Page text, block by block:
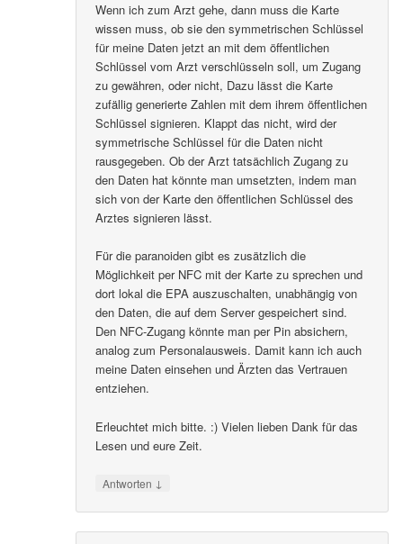
Wenn ich zum Arzt gehe, dann muss die Karte
wissen muss, ob sie den symmetrischen Schlüssel
für meine Daten jetzt an mit dem öffentlichen
Schlüssel vom Arzt verschlüsseln soll, um Zugang
zu gewähren, oder nicht, Dazu lässt die Karte
zufällig generierte Zahlen mit dem ihrem öffentlichen
Schlüssel signieren. Klappt das nicht, wird der
symmetrische Schlüssel für die Daten nicht
rausgegeben. Ob der Arzt tatsächlich Zugang zu
den Daten hat könnte man umsetzten, indem man
sich von der Karte den öffentlichen Schlüssel des
Arztes signieren lässt.
Für die paranoiden gibt es zusätzlich die
Möglichkeit per NFC mit der Karte zu sprechen und
dort lokal die EPA auszuschalten, unabhängig von
den Daten, die auf dem Server gespeichert sind.
Den NFC-Zugang könnte man per Pin absichern,
analog zum Personalausweis. Damit kann ich auch
meine Daten einsehen und Ärzten das Vertrauen
entziehen.
Erleuchtet mich bitte. :) Vielen lieben Dank für das
Lesen und eure Zeit.
Antworten ↓